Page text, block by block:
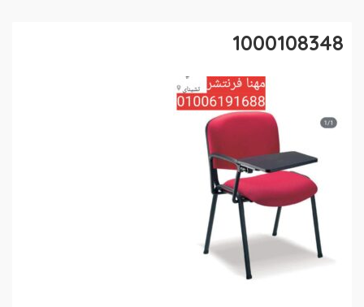
1000108348